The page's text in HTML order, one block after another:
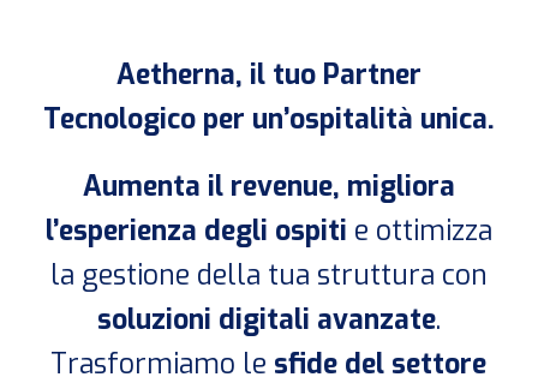
Aetherna, il tuo Partner
Tecnologico per un’ospitalità unica.
Aumenta il revenue, migliora
l’esperienza degli ospiti e ottimizza
la gestione della tua struttura con
soluzioni digitali avanzate.
Trasformiamo le sfide del settore